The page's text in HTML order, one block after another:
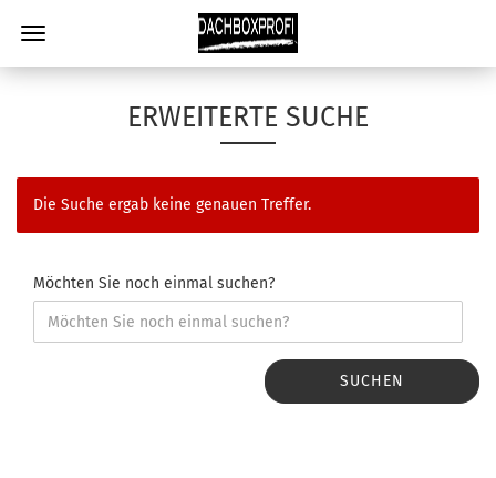
ERWEITERTE SUCHE
Die Suche ergab keine genauen Treffer.
Möchten Sie noch einmal suchen?
SUCHEN